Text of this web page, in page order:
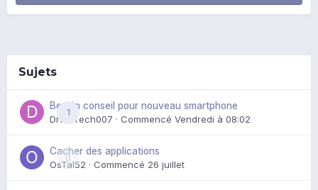
Sujets
1
Besoin conseil pour nouveau smartphone
DroidTech007 · Commencé Vendredi à 08:02
0
Cacher des applications
OsTal52 · Commencé 26 juillet